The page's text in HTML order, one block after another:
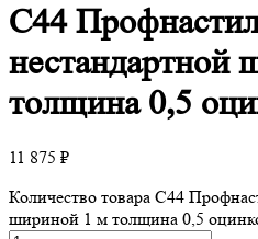
С44
нестандартной
толщина 0,5
11 875 ₽
Количество товара С44
шириной 1 м толщина 0,5